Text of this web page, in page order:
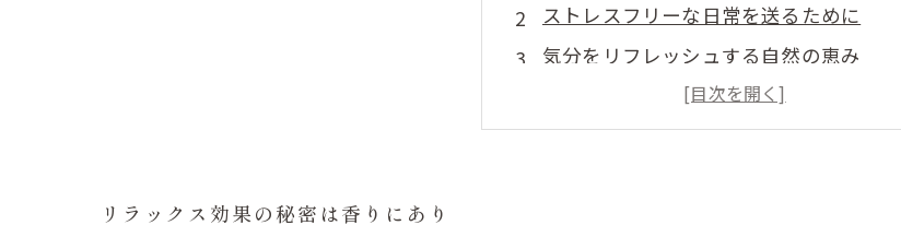
ストレスフリーな日常を送るために
気分をリフレッシュする自然の恵み
香りで癒される癒し系ライフ
心と身体を癒す、アロマセラピーの効果
リラックス効果の秘密は香りにあり